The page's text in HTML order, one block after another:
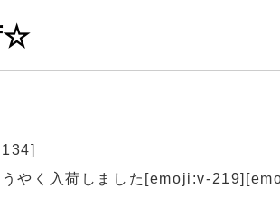
☆
うやく入荷しました[emoji:v-